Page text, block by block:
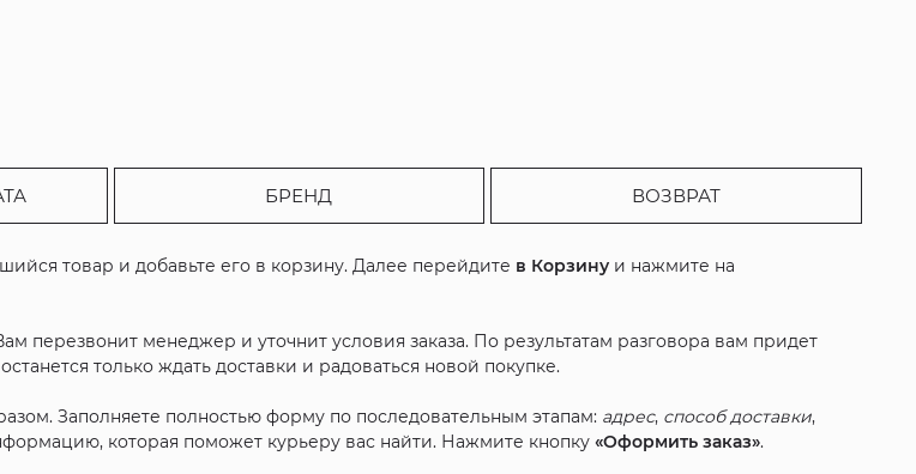
БРЕНД ВОЗВРАТ
товар и добавьте его в корзину. Далее перейдите в Корзину и нажмите на
перезвонит менеджер и уточнит условия заказа. По результатам разговора вам придет
только ждать доставки и радоваться новой покупке.
Заполняете полностью форму по последовательным этапам: адрес, способ доставки,
которая поможет курьеру вас найти. Нажмите кнопку«Оформить заказ».